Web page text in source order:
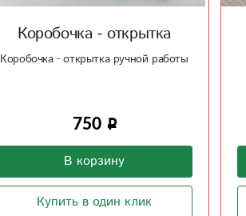
Коробочка - открытка
Коробочка - открытка ручной работы
750
В корзину
Купить в один клик